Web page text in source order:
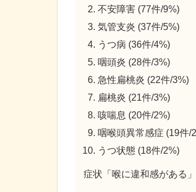
不安障害 (77件/9%)
気管支炎 (37件/5%)
うつ病 (36件/4%)
咽頭炎 (28件/3%)
急性扁桃炎 (22件/3%)
扁桃炎 (21件/3%)
咳喘息 (20件/2%)
咽喉頭異常感症 (19件/
うつ状態 (18件/2%)
症状「喉に違和感がある